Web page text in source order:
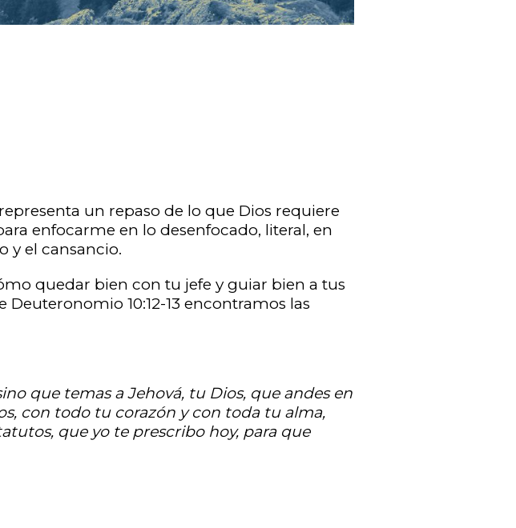
un repaso de lo que Dios requiere
enfocarme en lo desenfocado, literal, en
y el cansancio.
quedar bien con tu jefe y guiar bien a tus
10:12-13 encontramos las
que temas a Jehová, tu Dios, que andes en
con todo tu corazón y con toda tu alma,
que yo te prescribo hoy, para que